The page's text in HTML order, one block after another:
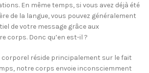
En même temps, si vous avez déjà été
de la langue, vous pouvez généralement
de votre message grâce aux
corps. Donc qu’en est-il ?
corporel réside principalement sur le fait
notre corps envoie inconsciemment